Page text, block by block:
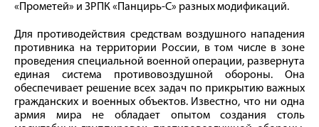
«Прометей» и ЗРПК «Панцирь-С» разных модификаций.
Для противодействия средствам воздушного нападения
противника на территории России, в том числе в зоне
проведения специальной военной операции, развернута
единая система противовоздушной обороны. Она
обеспечивает решение всех задач по прикрытию важных
гражданских и военных объектов. Известно, что ни одна
армия мира не обладает опытом создания столь